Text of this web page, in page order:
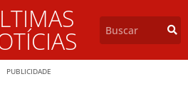
PUBLICIDADE